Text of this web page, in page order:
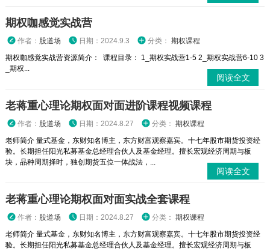
期权咖感觉实战营
作者： 股道场 日期：2024.9.3 分类： 期权课程
期权咖感觉实战营资源简介： 课程目录： 1_期权实战营1-5 2_期权实战营6-10 3
_期权...
阅读全文
老蒋重心理论期权面对面进阶课程视频课程
作者： 股道场 日期：2024.8.27 分类： 期权课程
老师简介 量式基金，东财知名博主，东方财富观察嘉宾。十七年股市期货投资经
验。长期担任阳光私募基金总经理合伙人及基金经理。擅长宏观经济周期与板
块，品种周期择时，独创期货五位一体战法，...
阅读全文
老蒋重心理论期权面对面实战全套课程
作者： 股道场 日期：2024.8.27 分类： 期权课程
老师简介 量式基金，东财知名博主，东方财富观察嘉宾。十七年股市期货投资经
验。长期担任阳光私募基金总经理合伙人及基金经理。擅长宏观经济周期与板